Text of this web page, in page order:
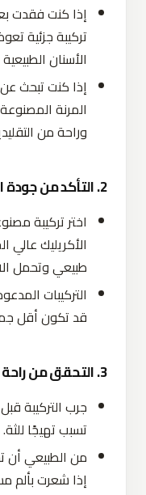
إذا كنتفقدت
تركيبةجزئية
الأسنان الطبيعية
إذا كنتتبحث عن
المرنة
وراحة من
2. التأكد من جودة المواد المستخدمة
اختر تركيبة
الأكريليكعالي
طبيعيوتحمل
التركيبات
قد تكونأقل
3. التحقق من راحة التركيبة عند الارتداء
جرب التركيبةقبل
تسببتهيجًا للثة.
من الطبيعيأن
إذا شعرتبألم